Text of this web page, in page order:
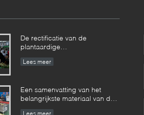
De rectificatie van de
plantaardige
landbouwersmarkt
Lees meer
Een samenvatting van het
belangrijkste materiaal van de
Lees meer